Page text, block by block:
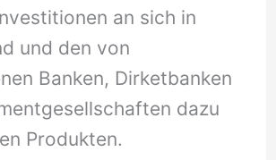
an sich in
und den von
Banken, Dirketbanken
dazu
Produkten.